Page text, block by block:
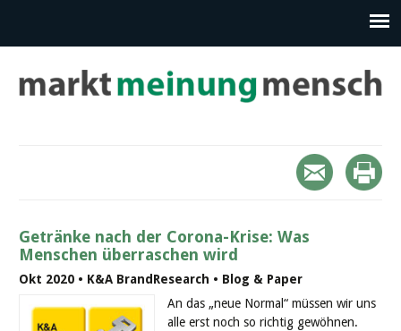
Getränke nach der Corona-Krise: Was
Menschen überraschen wird
Okt 2020 • K&A BrandResearch • Blog & Paper
An das „neue Normal“ müssen wir uns
alle erst noch so richtig gewöhnen.